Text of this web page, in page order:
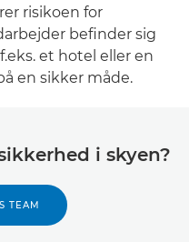
risikoen for
befinder sig
et hotel eller en
en sikker måde.
i skyen?
TEAM